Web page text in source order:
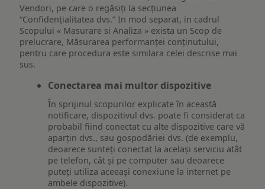
Vendori, pe care o regăsiți la secțiunea
“Confidențialitatea dvs.” In mod separat, in cadrul
Scopului « Masurare si Analiza » exista un Scop de
prelucrare, Măsurarea performanței conținutului,
pentru care procedura este similara celei descrise mai
sus.
Conectarea mai multor dispozitive
În sprijinul scopurilor explicate în această
notificare, dispozitivul dvs. poate fi considerat ca
probabil fiind conectat cu alte dispozitive care vă
aparțin dvs., sau gospodăriei dvs. (de exemplu,
deoarece sunteți conectat la același serviciu atât
pe telefon, cât și pe computer sau deoarece
puteți utiliza aceeași conexiune la internet pe
ambele dispozitive).